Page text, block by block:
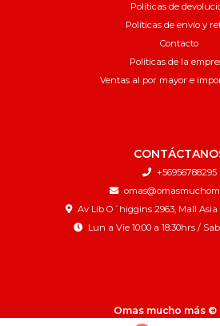
Políticas de
Políticas de envío y
Contacto
Políticas de la
Ventas al por mayor e
+56956788295
Av Lib O´higgins 2963, Mall Asia
Lun a Vie 10:00 a 18:30hrs / Sab
Omas mucho más ©